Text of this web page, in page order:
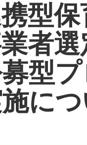
型
者
型
に